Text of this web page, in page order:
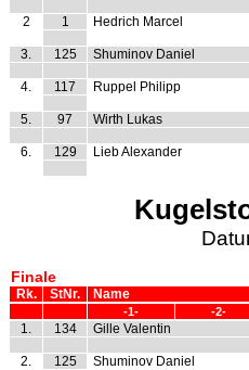
2 1 Hedrich Marcel
3. 125 Shuminov Daniel
4. 117 Ruppel Philipp
5. 97 Wirth Lukas
6. 129 Lieb Alexander
Finale
Rk. StNr. Name
-1- -2-
1. 134 Gille Valentin
2. 125 Shuminov Daniel